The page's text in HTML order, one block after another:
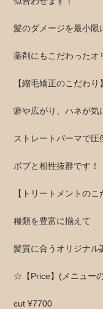
髪のダメージを最小限
薬剤にもこだわったオ
【縮毛矯正のこだわり】
癖や広がり、ハネが気
ストレートパーマで圧
ボブと相性抜群です！
【トリートメントのこ
種類を豊富に揃えて
髪質に合うオリジナル
☆【Price】(メニューの
cut ¥7700